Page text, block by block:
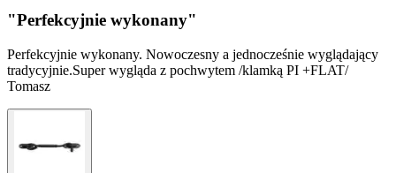
"Perfekcyjnie wykonany"
Perfekcyjnie wykonany. Nowoczesny a jednocześnie wyglądający
tradycyjnie.Super wygląda z pochwytem /klamką PI +FLAT/
Tomasz